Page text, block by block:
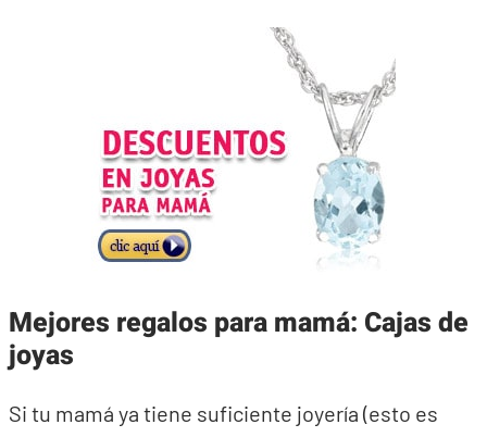
Mejores regalos para mamá: Cajas de
joyas
Si tu mamá ya tiene suficiente joyería (esto es